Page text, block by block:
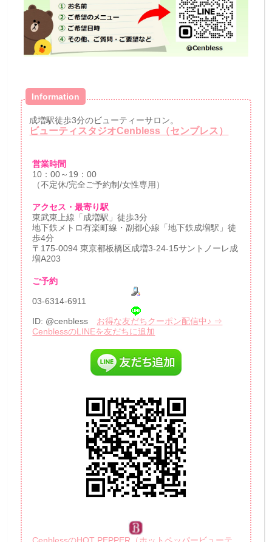
Information
成増駅徒歩3分のビューティーサロン。
ビューティスタジオCenbless（センブレス）
営業時間
10：00～19：00
（不定休/完全ご予約制/女性専用）
アクセス・最寄り駅
東武東上線「成増駅」徒歩3分
地下鉄メトロ有楽町線・副都心線「地下鉄成増駅」徒
歩4分
〒175-0094 東京都板橋区成増3-24-15サントノーレ成
増A203
ご予約
03-6314-6911
ID: @cenbless お得な友だちクーポン配信中♪ ⇒
CenblessのLINEを友だちに追加